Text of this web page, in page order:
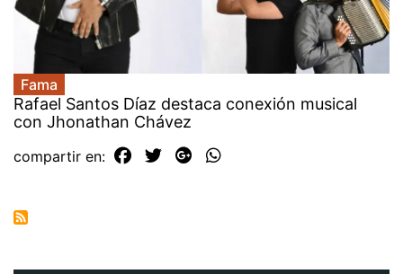
Fama
Rafael Santos Díaz destaca conexión musical
con Jhonathan Chávez
compartir en: